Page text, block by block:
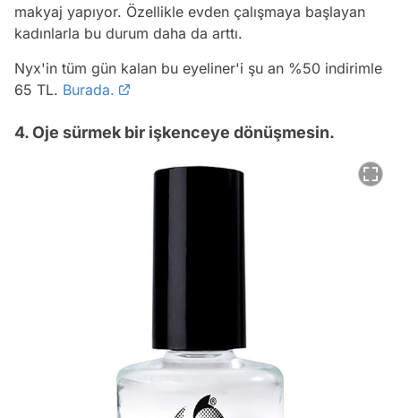
makyaj yapıyor. Özellikle evden çalışmaya başlayan
kadınlarla bu durum daha da arttı.
Nyx'in tüm gün kalan bu eyeliner'i şu an %50 indirimle
65 TL. Burada.
4. Oje sürmek bir işkenceye dönüşmesin.